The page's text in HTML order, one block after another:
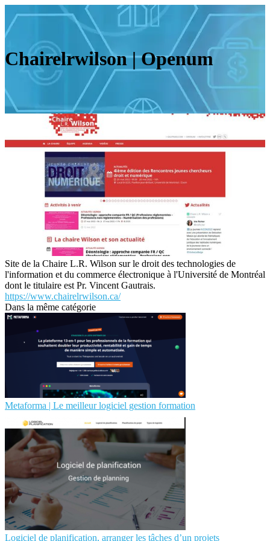
Chai­relrwil­son | Openum
Site de la Chaire L.R. Wilson sur le droit des technologies de
l'information et du commerce électronique à l'Université de Montréal
dont le titulaire est Pr. Vincent Gautrais.
https://www.chairelrwilson.ca/
Dans la même catégorie
Metaforma | Le meilleur logiciel gestion formation
Logiciel de planification, arranger les tâches d’un projets